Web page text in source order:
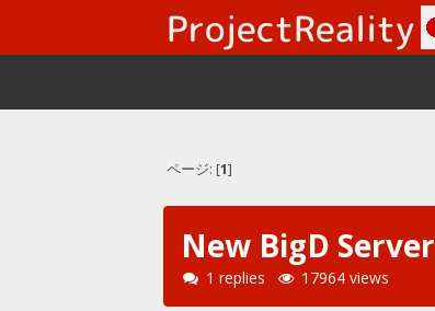
ページ: [1]
New BigD Server
1 replies 17964 views